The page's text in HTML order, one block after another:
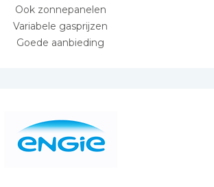
Ook zonnepanelen
Variabele gasprijzen
Goede aanbieding